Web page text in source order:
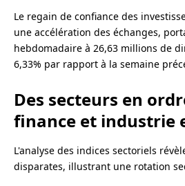
Le regain de confiance des
une accélération des échanges,
hebdomadaire à 26,63 millions de
6,33% par rapport à la semaine
Des secteurs en
finance et industrie
L'analyse des indices sectoriels
disparates, illustrant une rotation